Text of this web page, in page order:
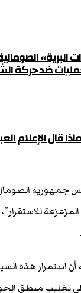
البرية»
ضد حركة
قال الإعلام
جمهورية
استمرار هذه
تغليب منطق